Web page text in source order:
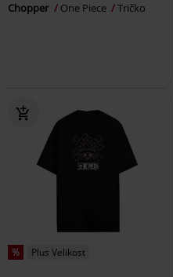
Chopper One Piece Tričko
% Plus Velikost